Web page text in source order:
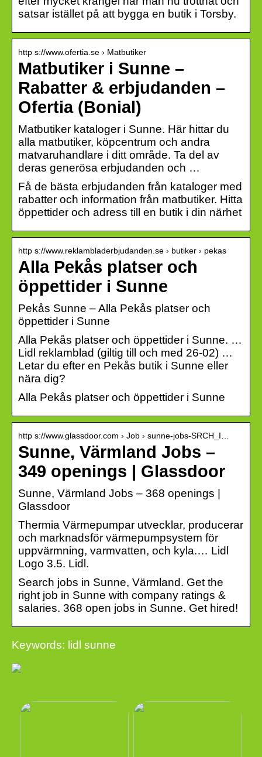
satsar istället på att bygga en butik i Torsby.
http s://www.ofertia.se › Matbutiker
Matbutiker i Sunne –
Rabatter & erbjudanden –
Ofertia (Bonial)
Matbutiker kataloger i Sunne. Här hittar du
alla matbutiker, köpcentrum och andra
matvaruhandlare i ditt område. Ta del av
deras generösa erbjudanden och …
Få de bästa erbjudanden från kataloger med
rabatter och information från matbutiker. Hitta
öppettider och adress till en butik i din närhet
http s://www.reklambladerbjudanden.se › butiker › pekas
Alla Pekås platser och
öppettider i Sunne
Pekås Sunne – Alla Pekås platser och
öppettider i Sunne
Alla Pekås platser och öppettider i Sunne. …
Lidl reklamblad (giltig till och med 26-02) …
Letar du efter en Pekås butik i Sunne eller
nära dig?
Alla Pekås platser och öppettider i Sunne
http s://www.glassdoor.com › Job › sunne-jobs-SRCH_I…
Sunne, Värmland Jobs –
349 openings | Glassdoor
Sunne, Värmland Jobs – 368 openings |
Glassdoor
Thermia Värmepumpar utvecklar, producerar
och marknadsför värmepumpsystem för
uppvärmning, varmvatten, och kyla.… Lidl
Logo 3.5. Lidl.
Search jobs in Sunne, Värmland. Get the
right job in Sunne with company ratings &
salaries. 368 open jobs in Sunne. Get hired!
Keywords: lidl sunne